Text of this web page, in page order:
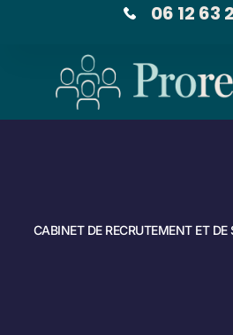
06 12 63
CABINET DE RECRUTEMENT ET